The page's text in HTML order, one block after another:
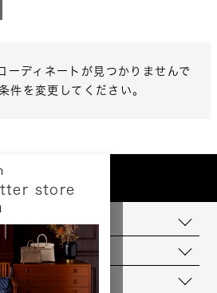
ーディネートが見つかりませんで
件を変更してください。
store